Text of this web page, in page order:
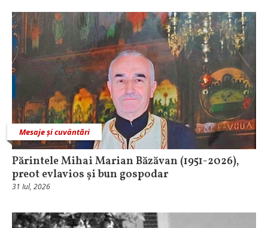
Mesaje și cuvântări
Părintele Mihai Marian Băzăvan (1951-2026),
preot evlavios și bun gospodar
31 Iul, 2026